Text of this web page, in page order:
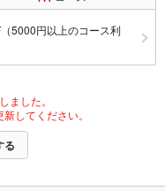
5000円以上のコース利
ました。
してください。
る